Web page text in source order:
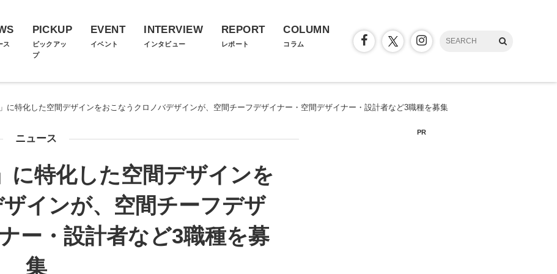
ス
PICKUP
ピックアッ
プ
EVENT
イベント
INTERVIEW
インタビュー
REPORT
レポート
COLUMN
コラム
に特化した空間デザインをおこなうクロノバデザインが、空間チーフデザイナー・空間デザイナー・設計者など3職種を募集
ニュース
に特化した空間デザインを
インが、空間チーフデザ
ー・設計者など3職種を募
集
PR